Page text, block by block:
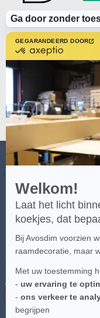
GEGARANDEERD DOOR
Welkom!
Laat het licht
koekjes, dat
Bij Avosdim voorzien
raamdecoratie, maar
Met uw toestemming
- uw ervaring te
- ons verkeer te
begrijpen
Ga door zonder
AVOSDIM
(*) Ontdek de voorwaarden
(**) Gratis levering voor alle
Nederland en België -
geldig op de goedkoopste
informatie.